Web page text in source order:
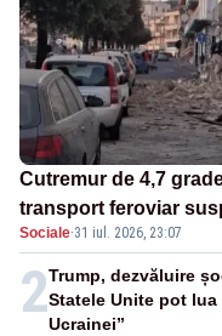
Cutremur de 4,7
transport feroviar
Sociale·31 iul. 2026, 23:07
2Trump, dezvăluire
Statele Unite pot
Ucrainei”